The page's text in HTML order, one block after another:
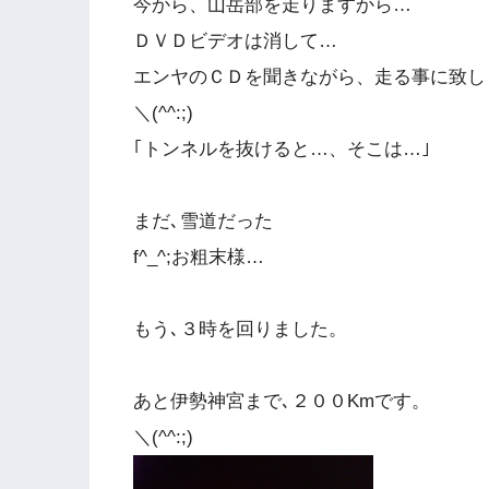
今から、山岳部を走りますから…
ＤＶＤビデオは消して…
エンヤのＣＤを聞きながら、走る事に致
＼(^^:;)
｢トンネルを抜けると…、そこは…｣
まだ､雪道だった
f^_^;お粗末様…
もう､３時を回りました。
あと伊勢神宮まで､２００Kmです。
＼(^^:;)